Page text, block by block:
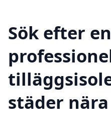
Sök efter en
städer nära